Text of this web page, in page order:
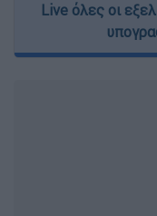
Live όλες οι